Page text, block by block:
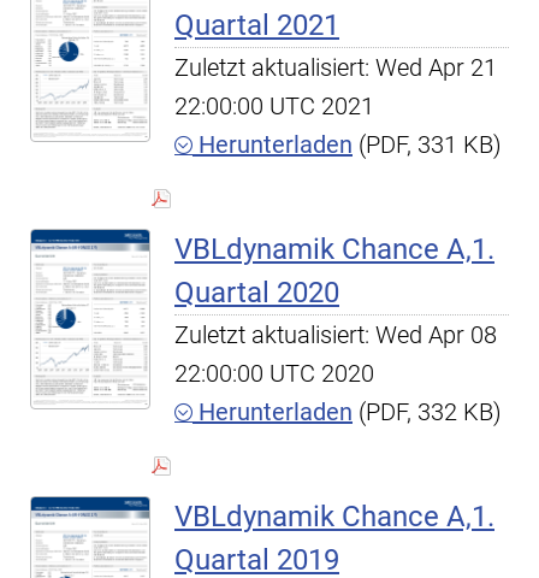
Quartal 2021
Zuletzt aktualisiert: Wed Apr 21
22:00:00 UTC 2021
Herunterladen (PDF, 331 KB)
VBLdynamik Chance A,1.
Quartal 2020
Zuletzt aktualisiert: Wed Apr 08
22:00:00 UTC 2020
Herunterladen (PDF, 332 KB)
VBLdynamik Chance A,1.
Quartal 2019